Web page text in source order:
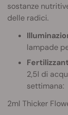
sostanze
delle radici.
lampade
2,5l di
settimana:
2ml Thicker